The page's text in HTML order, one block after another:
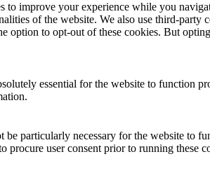
to improve your experience while you
of the website. We also use third-party
option to opt-out of these cookies. But
essential for the website to function
particularly necessary for the website to
procure user consent prior to running these